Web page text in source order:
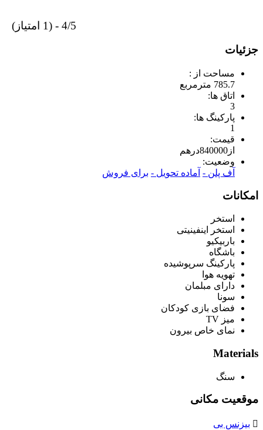
4/5 - (1 امتیاز)
جزئیات
مساحت از :
785.7 مترمربع
اتاق ها:
3
پارکینگ ها:
1
قیمت:
از 840000درهم
وضعیت:
آف پلن - آماده تحویل - برای فروش
امکانات
استخر
استخر اینفینیتی
باربیکیو
باشگاه
پارکینگ سرپوشیده
تهویه هوا
دارای مبلمان
سونا
فضای بازی کودکان
میز TV
نمای خاص بیرون
Materials
سنگ
موقعیت مکانی
بیزنس بی